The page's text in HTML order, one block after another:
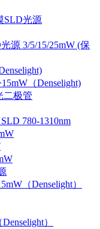
SLD光源
源 3/5/15/25mW (保
（Denselight)
二极管
780-1310nm
（Denselight）
）